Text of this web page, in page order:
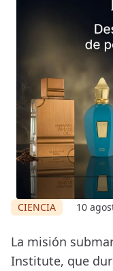
CIENCIA 10
La misión
Institute, que